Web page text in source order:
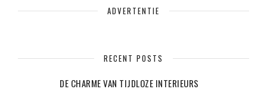
ADVERTENTIE
RECENT POSTS
DE CHARME VAN TIJDLOZE INTERIEURS